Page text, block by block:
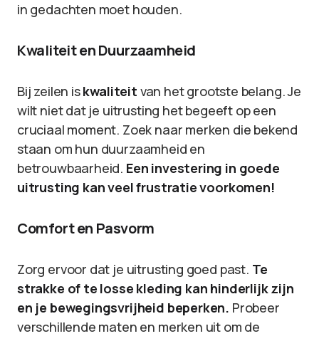
in gedachten moet houden.
Kwaliteit en Duurzaamheid
Bij zeilen iskwaliteit van het grootste belang. Je
wilt niet dat je uitrusting het begeeft op een
cruciaal moment. Zoek naar merken die bekend
staan om hun duurzaamheid en
betrouwbaarheid. Een investering in goede
uitrusting kan veel frustratie voorkomen!
Comfort en Pasvorm
Zorg ervoor dat je uitrusting goed past. Te
strakke of te losse kleding kan hinderlijk zijn
en je bewegingsvrijheid beperken. Probeer
verschillende maten en merken uit om de